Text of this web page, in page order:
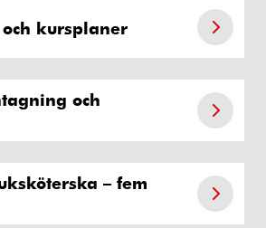
kursplaner
och
– fem